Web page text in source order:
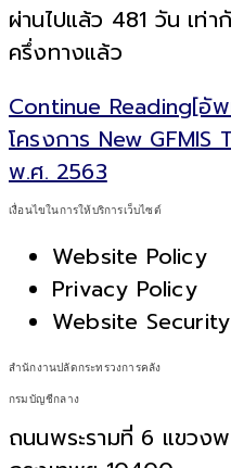
ผ่านไปแล้ว 481 วัน เท่า
ครึ่งทางแล้ว
Continue Reading[อัพ
โครงการ New
พ.ศ. 2563
เงื่อนไขในการให้บริการเว็บไซต์
Website Policy
Privacy Policy
Website
สำนักงานปลัดกระทรวงการคลัง
กรมบัญชีกลาง
ถนนพระรามที่ 6 แขวง